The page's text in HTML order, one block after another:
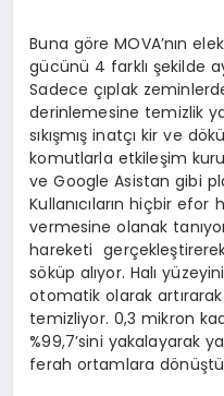
Buna göre MOVA’nın
gücünü 4 farklı şekilde
Sadece çıplak
derinlemesine temizlik
sıkışmış inatçı kir ve
komutlarla etkileşim
ve Google Asistan gibi
Kullanıcıların hiçbir
vermesine olanak
hareketi
söküp alıyor. Halı
otomatik olarak
temizliyor. 0,3 mikron
%99,7’sini yakalayarak
ferah ortamlara